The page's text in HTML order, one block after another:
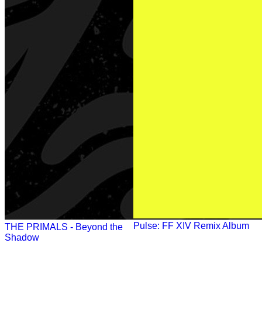
THE PRIMALS - Beyond the
Shadow
Pulse: FF XIV Remix Album